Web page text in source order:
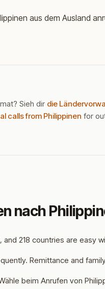
aus dem Ausland
Sieh dir die
calls from Philippinen for
nach
218 countries are easy
Remittance and
beim Anrufen von